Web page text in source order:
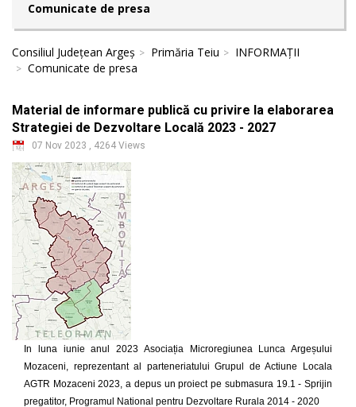
Comunicate de presa
Consiliul Județean Argeș Primăria Teiu
INFORMAȚII
Comunicate de presa
Material de informare publică cu privire la elaborarea
Strategiei de Dezvoltare Locală 2023 - 2027
07 Nov 2023 , 4264 Views
In luna iunie anul 2023 Asociația Microregiunea Lunca Argeșului
Mozaceni, reprezentant al parteneriatului Grupul de Actiune Locala
AGTR Mozaceni 2023, a depus un proiect pe submasura 19.1 - Sprijin
pregatitor, Programul National pentru Dezvoltare Rurala 2014 - 2020